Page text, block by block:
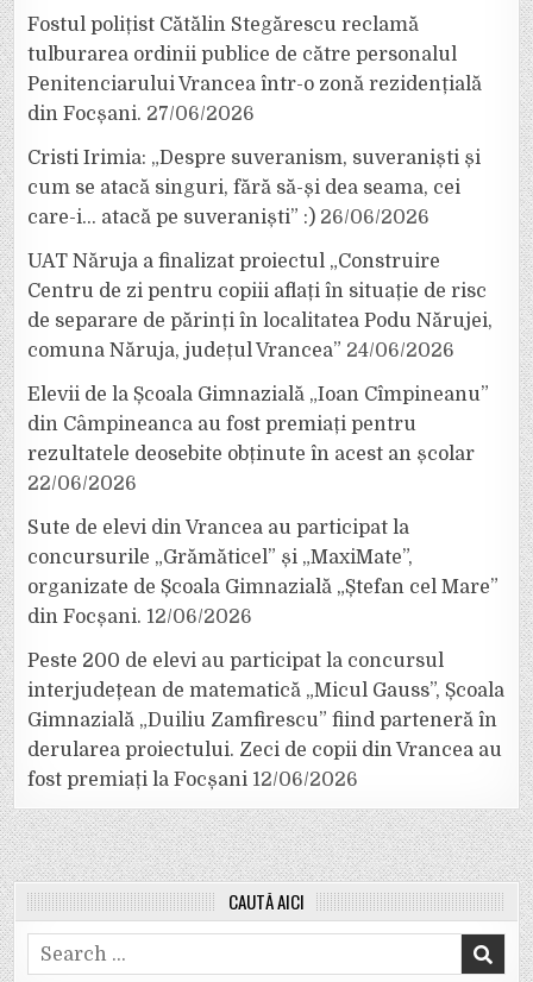
Fostul polițist Cătălin Stegărescu reclamă
tulburarea ordinii publice de către personalul
Penitenciarului Vrancea într-o zonă rezidențială
din Focșani. 27/06/2026
Cristi Irimia: „Despre suveranism, suveraniști și
cum se atacă singuri, fără să-și dea seama, cei
care-i… atacă pe suveraniști” :) 26/06/2026
UAT Năruja a finalizat proiectul „Construire
Centru de zi pentru copiii aflați în situație de risc
de separare de părinți în localitatea Podu Nărujei,
comuna Năruja, județul Vrancea” 24/06/2026
Elevii de la Școala Gimnazială „Ioan Cîmpineanu”
din Câmpineanca au fost premiați pentru
rezultatele deosebite obținute în acest an școlar
22/06/2026
Sute de elevi din Vrancea au participat la
concursurile „Grămăticel” și „MaxiMate”,
organizate de Școala Gimnazială „Ștefan cel Mare”
din Focșani. 12/06/2026
Peste 200 de elevi au participat la concursul
interjudețean de matematică „Micul Gauss”, Școala
Gimnazială „Duiliu Zamfirescu” fiind parteneră în
derularea proiectului. Zeci de copii din Vrancea au
fost premiați la Focșani 12/06/2026
CAUTĂ AICI
Search
for: